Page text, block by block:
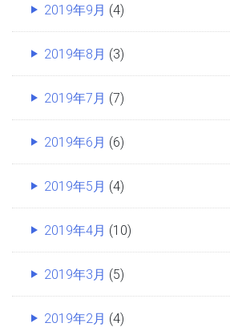
2019年9月 (4)
2019年8月 (3)
2019年7月 (7)
2019年6月 (6)
2019年5月 (4)
2019年4月 (10)
2019年3月 (5)
2019年2月 (4)